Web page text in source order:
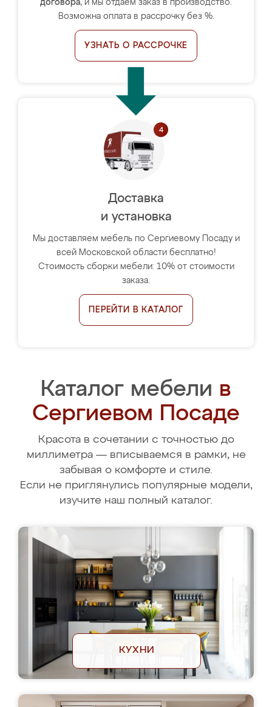
договора, и мы отдаём заказ в производство.
Возможна оплата в рассрочку без %.
УЗНАТЬ О РАССРОЧКЕ
Доставка
и установка
Мы доставляем мебель по Сергиевому Посаду и
всей Московской области бесплатно!
Стоимость сборки мебели: 10% от стоимости
заказа.
ПЕРЕЙТИ В КАТАЛОГ
Каталог мебели в
Сергиевом Посаде
Красота в сочетании с точностью до
миллиметра — вписываемся в рамки, не
забывая о комфорте и стиле.
Если не приглянулись популярные модели,
изучите наш полный каталог.
КУХНИ